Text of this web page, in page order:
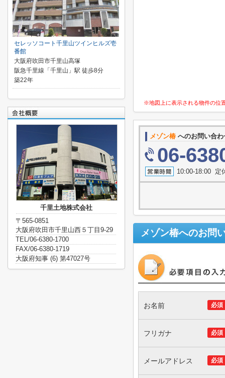
※地図上に表示される物件の位
メゾン椿 へのお問い合
06-
10:00-18:00 定
メゾン椿へのお問
必須
お名前
必須
フリガナ
必須
メールアドレス
セレッソコート千里山ツインヒルズ壱
番館
大阪府吹田市千里山高塚
阪急千里線「千里山」駅 徒歩8分
築22年
千里土地株式会社
〒565-0851
大阪府吹田市千里山西５丁目9-29
TEL/06-6380-1700
FAX/06-6380-1719
大阪府知事 (6) 第47027号